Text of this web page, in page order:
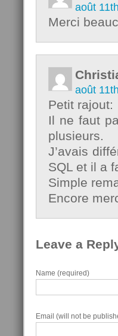
août
Merci
août
Petit rajout:
Il ne faut
plusieurs.
J’avais
SQL et il a
Simple
Encore
Leave a
Name (required)
Email (will not be